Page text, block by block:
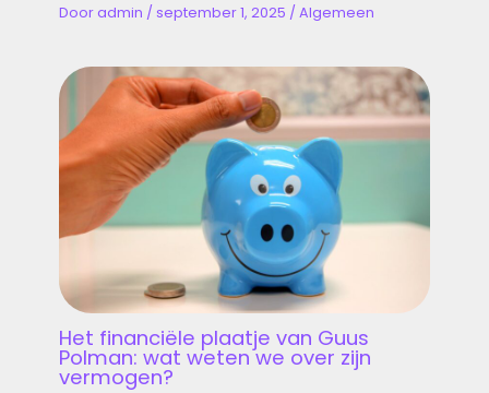
Dooradmin /september 1, 2025 /Algemeen
Het financiële plaatje van Guus
Polman: wat weten we over zijn
vermogen?